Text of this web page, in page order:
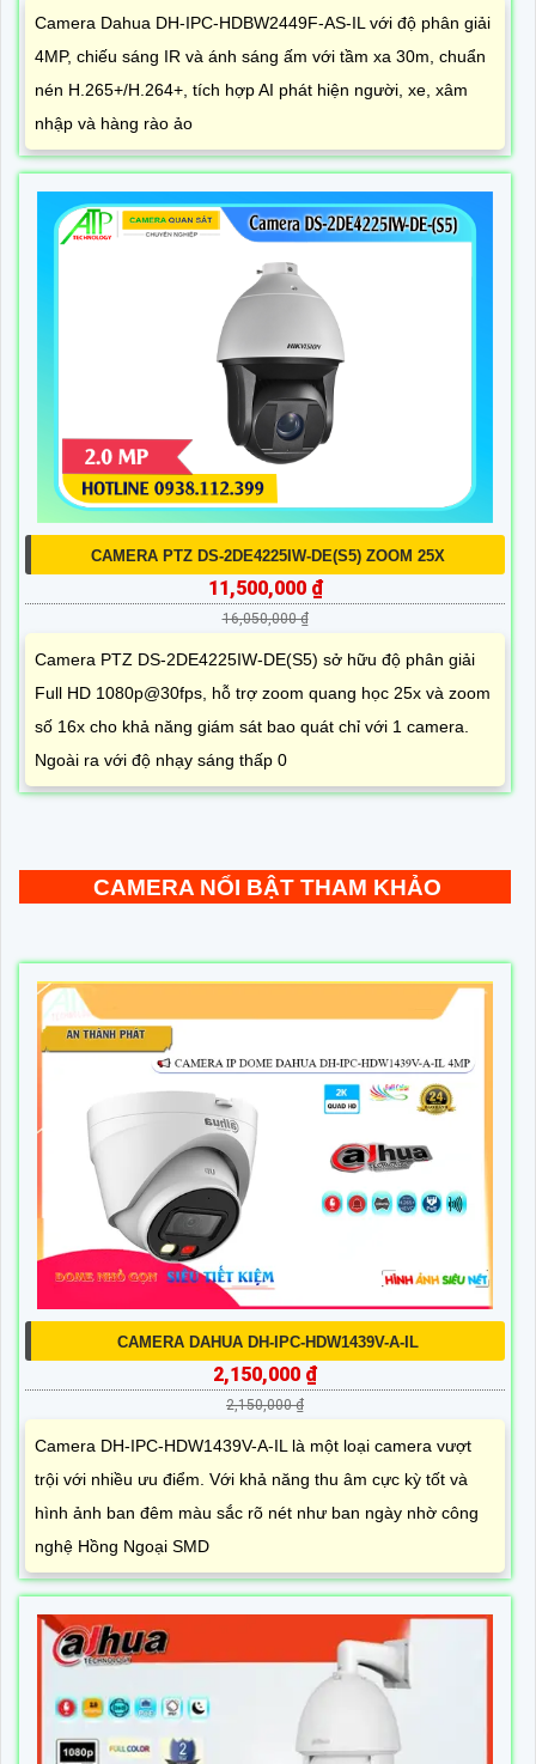
Camera Dahua DH-IPC-HDBW2449F-AS-IL với độ phân giải
4MP, chiếu sáng IR và ánh sáng ấm với tầm xa 30m, chuẩn
nén H.265+/H.264+, tích hợp AI phát hiện người, xe, xâm
nhập và hàng rào ảo
CAMERA PTZ DS-2DE4225IW-DE(S5) ZOOM 25X
11,500,000 ₫
16,050,000 ₫
Camera PTZ DS-2DE4225IW-DE(S5) sở hữu độ phân giải
Full HD 1080p@30fps, hỗ trợ zoom quang học 25x và zoom
số 16x cho khả năng giám sát bao quát chỉ với 1 camera.
Ngoài ra với độ nhạy sáng thấp 0
CAMERA NỔI BẬT THAM KHẢO
CAMERA DAHUA DH-IPC-HDW1439V-A-IL
2,150,000 ₫
2,150,000 ₫
Camera DH-IPC-HDW1439V-A-IL là một loại camera vượt
trội với nhiều ưu điểm. Với khả năng thu âm cực kỳ tốt và
hình ảnh ban đêm màu sắc rõ nét như ban ngày nhờ công
nghệ Hồng Ngoại SMD